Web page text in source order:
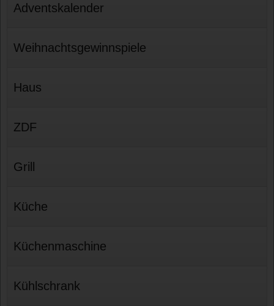
Adventskalender
Weihnachtsgewinnspiele
Haus
ZDF
Grill
Küche
Küchenmaschine
Kühlschrank